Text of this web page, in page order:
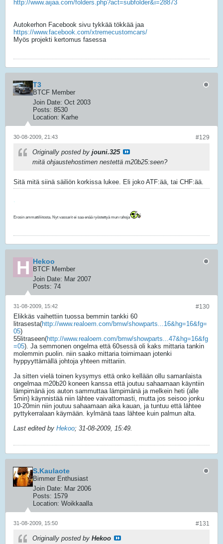
http://www.aijaa.com/folders.php?act=subfolder&i=28873
Autokerhon Facebook sivu tykkää tökkää jaa
https://www.facebook.com/xtremecustomcars/
Myös projekti kertomus fasessa
T3
BTCF Member
Join Date: Oct 2003
Posts: 8530
Location: Karhe
#129
30-08-2009, 21:43
Originally posted by jouni.325
mitä ohjaustehostimen nestettä m20b25:seen?
Sitä mitä siinä säiliön korkissa lukee. Eli joko ATF:ää, tai CHF:ää.
.
Erosin ammattiliitosta. Nyt vassarit ei saa enää ryöstettyä mun rahoja
Hekoo
BTCF Member
Join Date: Mar 2007
Posts: 74
#130
31-08-2009, 15:42
Elikkäs vaihettiin tuossa bemmin tankki 60
litrasesta(http://www.realoem.com/bmw/showparts...16&hg=16&fg=
05)
55litraseen(http://www.realoem.com/bmw/showparts...47&hg=16&fg
=05). Ja semmonen ongelma että 60sessä oli kaks mittaria tankin
molemmin puolin. niin saako mittaria toimimaan jotenki
hyppyyttämällä johtoja yhteen mittariin.
Ja sitten vielä toinen kysymys että onko kellään ollu samanlaista
ongelmaa m20b20 koneen kanssa että joutuu sahaamaan käyntiin
lämpimänä jos auton sammuttaa lämpimänä ja melkein heti (alle
5min) käynnistää niin lähtee vaivattomasti, mutta jos seisoo jonku
10-20min niin joutuu sahaamaan aika kauan, ja tuntuu että lähtee
pyttykerralaan käymään. kylmänä taas lähtee kuin palmun alta.
Last edited by Hekoo; 31-08-2009, 15:49.
S.Kaulaote
Bimmer Enthusiast
Join Date: Mar 2006
Posts: 1579
Location: Woikkaalla
#131
31-08-2009, 15:50
Originally posted by Hekoo